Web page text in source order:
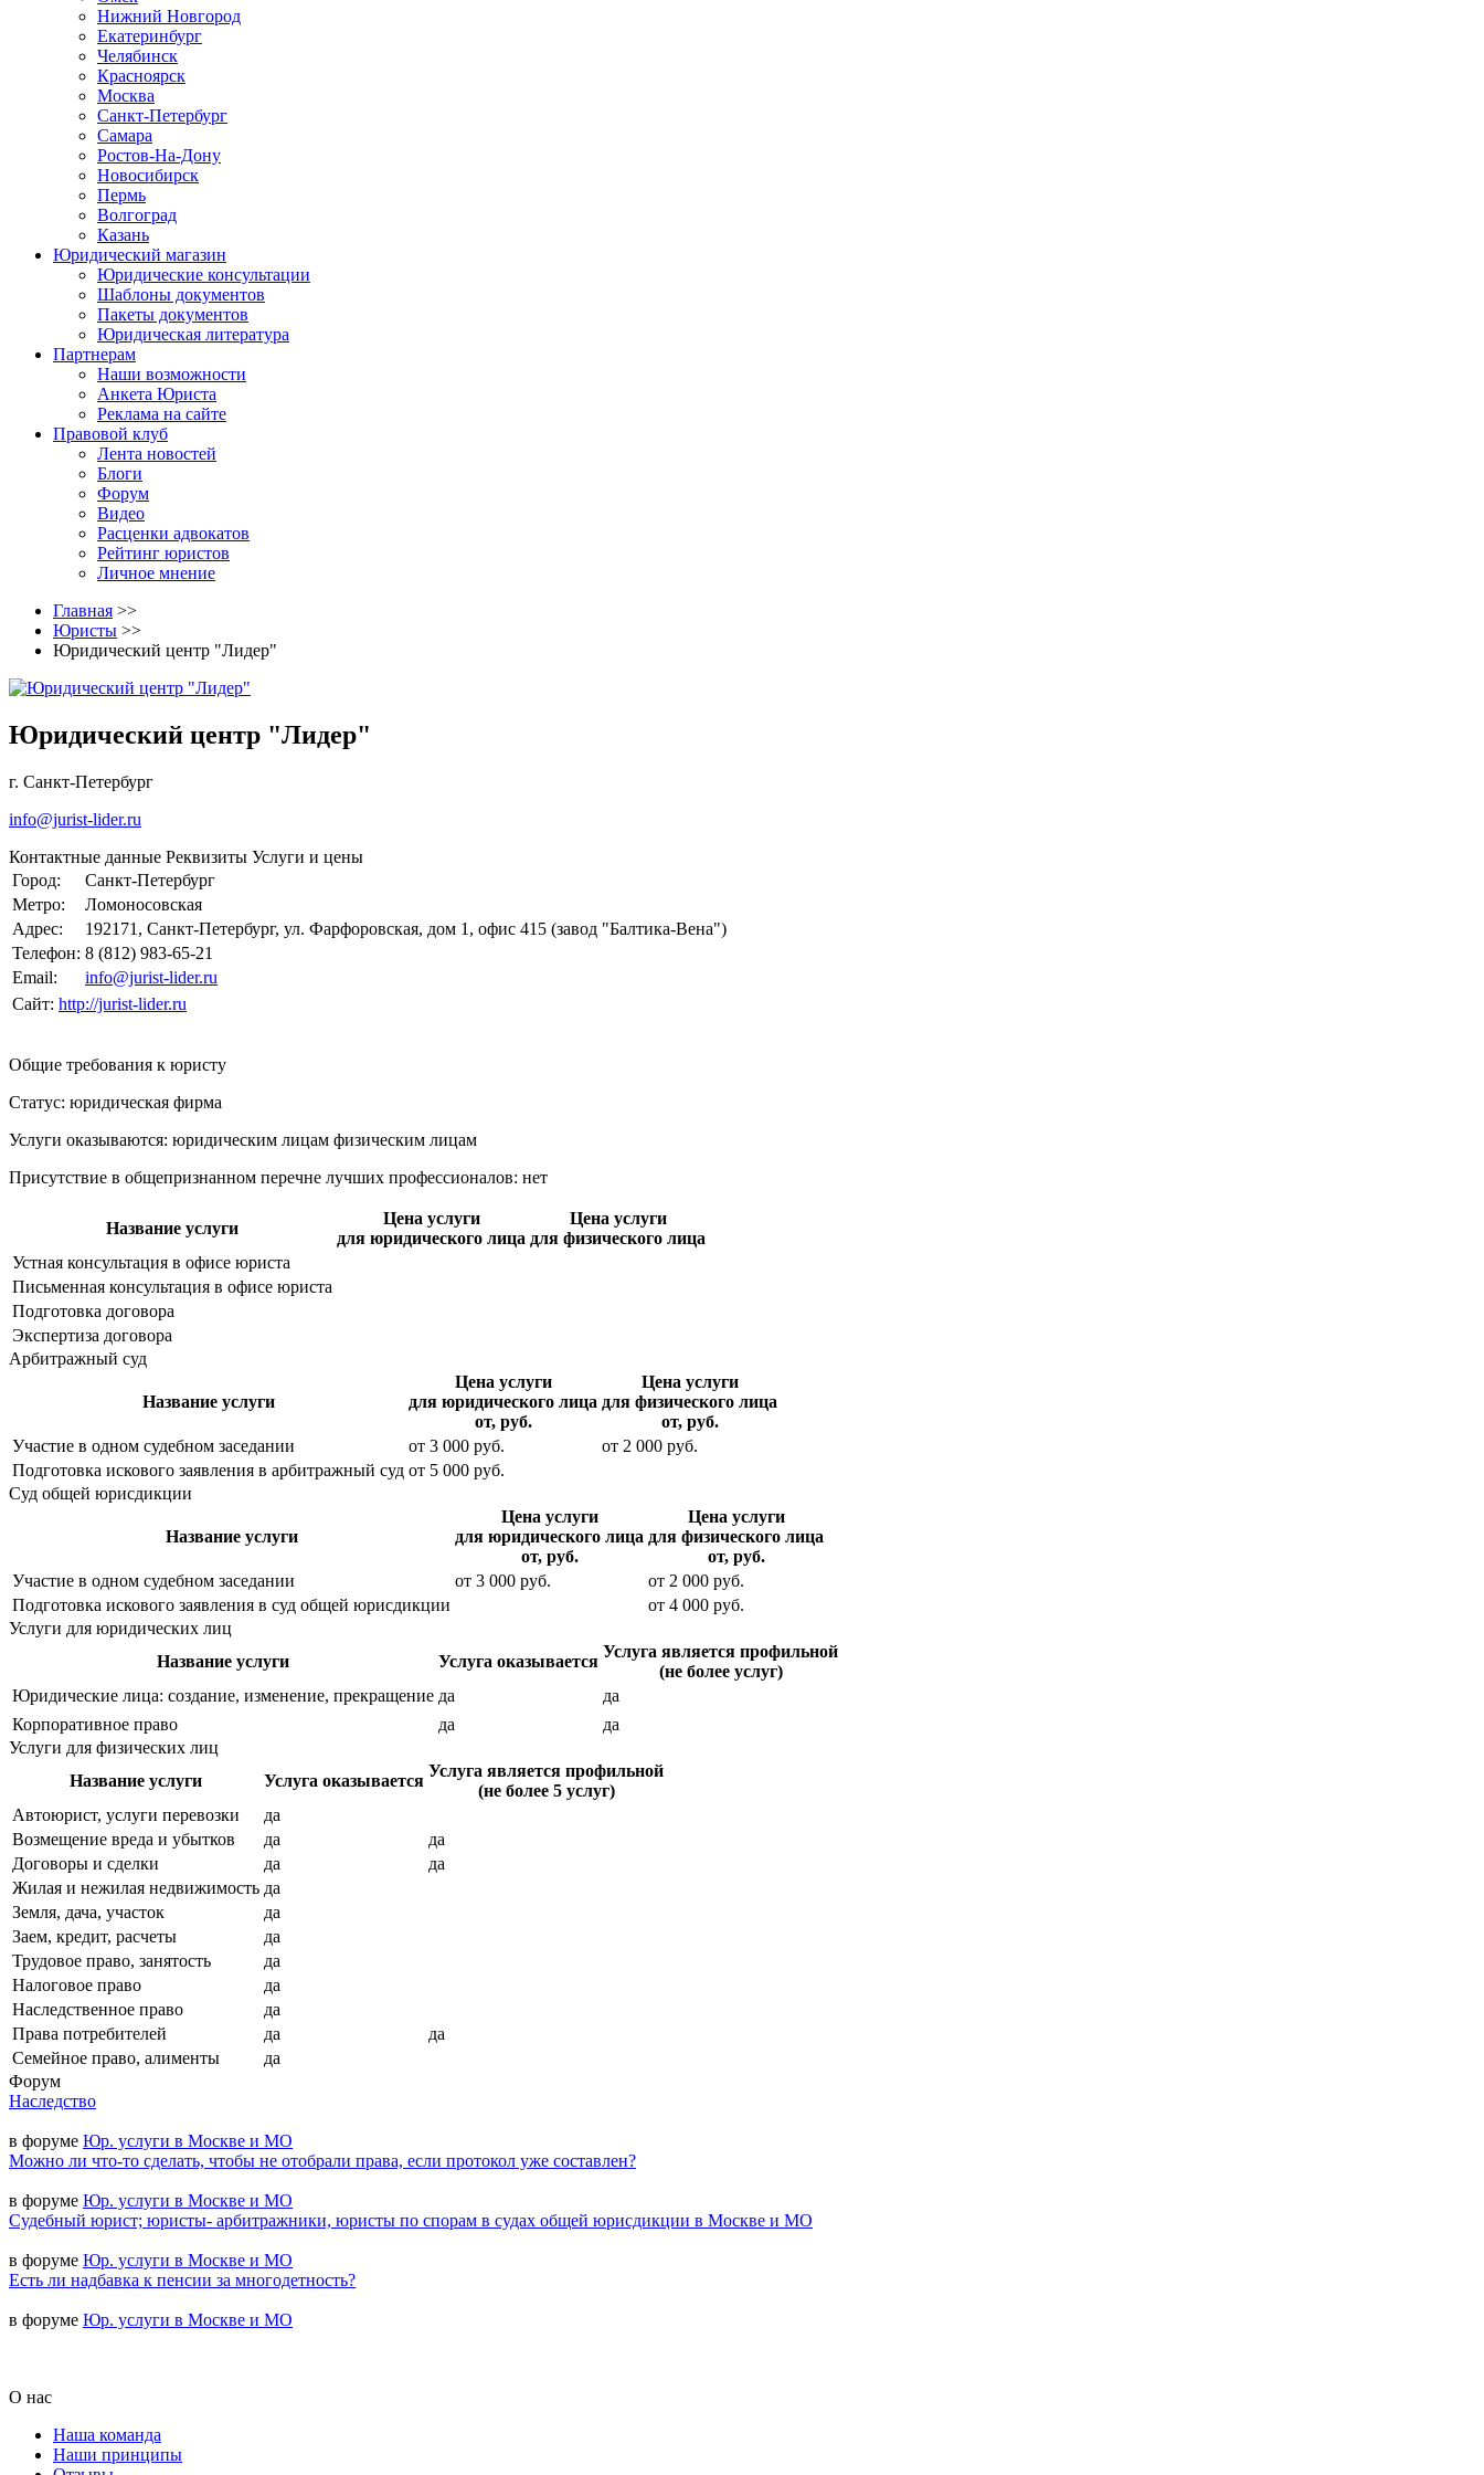
Нижний Новгород
Екатеринбург
Челябинск
Красноярск
Москва
Санкт-Петербург
Самара
Ростов-На-Дону
Новосибирск
Пермь
Волгоград
Казань
Юридический магазин
Юридические консультации
Шаблоны документов
Пакеты документов
Юридическая литература
Партнерам
Наши возможности
Анкета Юриста
Реклама на сайте
Правовой клуб
Лента новостей
Блоги
Форум
Видео
Расценки адвокатов
Рейтинг юристов
Личное мнение
Главная >>
Юристы >>
Юридический центр "Лидер"
Юридический центр "Лидер"
г. Санкт-Петербург
info@jurist-lider.ru
Контактные данные Реквизиты Услуги и цены
Город:
Санкт-Петербург
Метро:
Ломоносовская
Адрес:
192171, Санкт-Петербург, ул. Фарфоровская, дом 1, офис 415 (завод "Балтика-Вена")
Телефон: 8 (812) 983-65-21
Email:
info@jurist-lider.ru
Сайт: http://jurist-lider.ru
Общие требования к юристу
Статус: юридическая фирма
Услуги оказываются: юридическим лицам физическим лицам
Присутствие в общепризнанном перечне лучших профессионалов: нет
Название услуги
Цена услуги
для юридического лица
Цена услуги
для физического лица
Устная консультация в офисе юриста
Письменная консультация в офисе юриста
Подготовка договора
Экспертиза договора
Арбитражный суд
Название услуги
Цена услуги
для юридического лица
от, руб.
Цена услуги
для физического лица
от, руб.
Участие в одном судебном заседании
от 3 000 руб. от 2 000 руб.
Подготовка искового заявления в арбитражный суд от 5 000 руб.
Суд общей юрисдикции
Название услуги
Цена услуги
для юридического лица
от, руб.
Цена услуги
для физического лица
от, руб.
Участие в одном судебном заседании
от 3 000 руб. от 2 000 руб.
Подготовка искового заявления в суд общей юрисдикции
от 4 000 руб.
Услуги для юридических лиц
Название услуги
Услуга оказывается
Услуга является профильной
(не более услуг)
Юридические лица: создание, изменение, прекращение да
да
Корпоративное право
да
да
Услуги для физических лиц
Название услуги
Услуга оказывается
Услуга является профильной
(не более 5 услуг)
Автоюрист, услуги перевозки
да
Возмещение вреда и убытков
да
да
Договоры и сделки
да
да
Жилая и нежилая недвижимость да
Земля, дача, участок
да
Заем, кредит, расчеты
да
Трудовое право, занятость
да
Налоговое право
да
Наследственное право
да
Права потребителей
да
да
Семейное право, алименты
да
Форум
Наследство
в форуме Юр. услуги в Москве и МО
Можно ли что-то сделать, чтобы не отобрали права, если протокол уже составлен?
в форуме Юр. услуги в Москве и МО
Судебный юрист; юристы- арбитражники, юристы по спорам в судах общей юрисдикции в Москве и МО
в форуме Юр. услуги в Москве и МО
Есть ли надбавка к пенсии за многодетность?
в форуме Юр. услуги в Москве и МО
О нас
Наша команда
Наши принципы